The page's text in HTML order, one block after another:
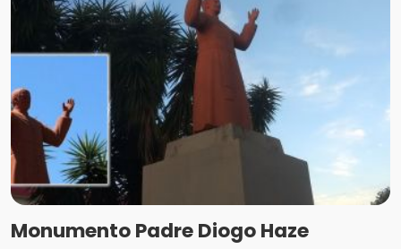
Monumento Padre Diogo Haze